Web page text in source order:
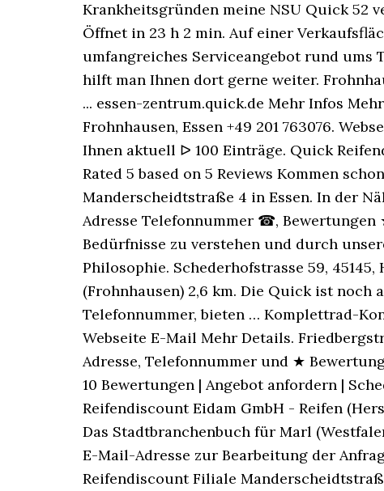
Krankheitsgründen meine NSU Quick 52
Öffnet in 23 h 2 min. Auf einer
umfangreiches Serviceangebot rund ums
hilft man Ihnen dort gerne weiter.
... essen-zentrum.quick.de Mehr Infos
Frohnhausen, Essen +49 201 763076.
Ihnen aktuell ᐅ 100 Einträge. Quick
Rated 5 based on 5 Reviews Kommen
Manderscheidtstraße 4 in Essen. In der
Adresse Telefonnummer ☎,
Bedürfnisse zu verstehen und durch
Philosophie. Schederhofstrasse 59, 45145,
(Frohnhausen) 2,6 km. Die Quick ist noch
Telefonnummer, bieten … Komplettrad-
Webseite E-Mail Mehr Details.
Adresse, Telefonnummer und ★
10 Bewertungen | Angebot anfordern |
Reifendiscount Eidam GmbH - Reifen
Das Stadtbranchenbuch für Marl
E-Mail-Adresse zur Bearbeitung der
Reifendiscount Filiale